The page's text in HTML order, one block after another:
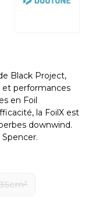
Black Project,
et performances
en Foil
la FoilX est
downwind.
sélection
person
vous
actuelle :
Carbone
intégrées,